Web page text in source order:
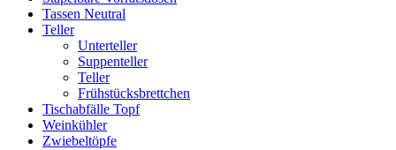
Tassen Neutral
Teller
Unterteller
Suppenteller
Teller
Frühstücksbrettchen
Tischabfälle Topf
Weinkühler
Zwiebeltöpfe